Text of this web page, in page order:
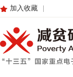
加入收藏